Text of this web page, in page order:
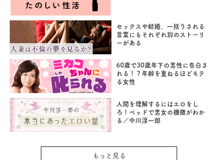
セックスや結婚。一括りされる
言葉にもそれぞれ別のストーリ
ーがある
60歳で30歳年下の男性に告白さ
れる！？年齢を重ねるほどモテ
る女性
人間を理解するにはエロをし
ろ！ベッドで男女の機微がわか
る／中川淳一郎
もっと見る